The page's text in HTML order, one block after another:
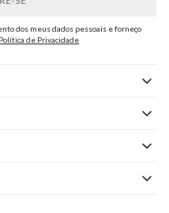
dos meus dados pessoais e forneço
Política de Privacidade